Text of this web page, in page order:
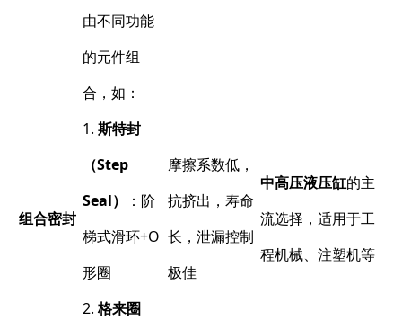
组合密封
由不同功能
的元件组
合，如：
1. 斯特封
（Step
Seal）
：阶
梯式滑环+O
形圈
2. 格来圈
摩擦系数低，
抗挤出，寿命
长，泄漏控制
极佳
中高压液压缸的主
流选择，适用于工
程机械、注塑机等